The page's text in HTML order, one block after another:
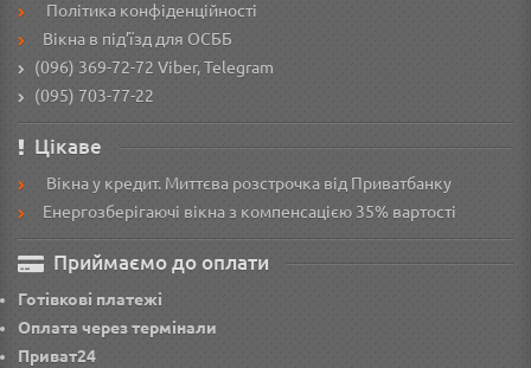
Політика конфіденційності
Вікна в під’їзд для ОСББ
(096) 369-72-72 Viber, Telegram
(095) 703-77-22
Цікаве
Вікна у кредит. Миттєва розстрочка від Приватбанку
Енергозберігаючі вікна з компенсацією 35% вартості
Приймаємо до оплати
Готівкові платежі
Оплата через термінали
Приват24